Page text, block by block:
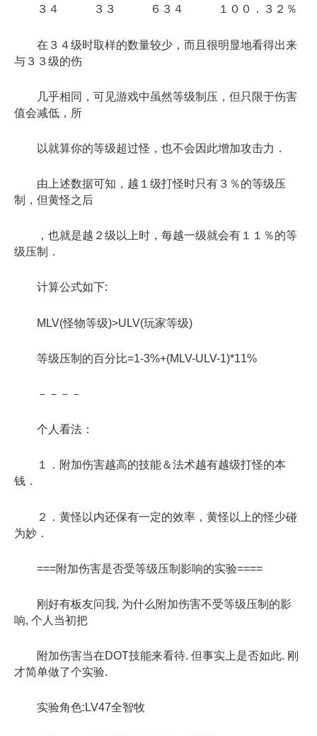
３４ ３３ ６３４ １００．３２％
在３４级时取样的数量较少，而且很明显地看得出来
与３３级的伤
几乎相同，可见游戏中虽然等级制压，但只限于伤害
值会减低，所
以就算你的等级超过怪，也不会因此增加攻击力．
由上述数据可知，越１级打怪时只有３％的等级压
制，但黄怪之后
，也就是越２级以上时，每越一级就会有１１％的等
级压制．
计算公式如下:
MLV(怪物等级)>ULV(玩家等级)
等级压制的百分比=1-3%+(MLV-ULV-1)*11%
－－－－
个人看法：
１．附加伤害越高的技能＆法术越有越级打怪的本
钱．
２．黄怪以内还保有一定的效率，黄怪以上的怪少碰
为妙．
===附加伤害是否受等级压制影响的实验====
刚好有板友问我, 为什么附加伤害不受等级压制的影
响, 个人当初把
附加伤害当在DOT技能来看待. 但事实上是否如此. 刚
才简单做了个实验.
实验角色:LV47全智牧